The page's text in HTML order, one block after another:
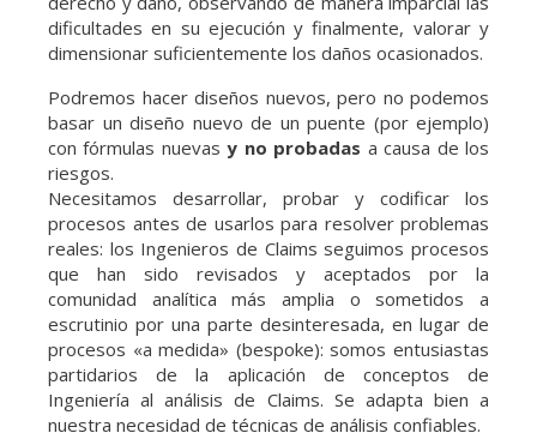
dificultades en su ejecución y finalmente, valorar y
dimensionar suficientemente los daños ocasionados.
Podremos hacer diseños nuevos, pero no podemos
basar un diseño nuevo de un puente (por ejemplo)
con fórmulas nuevasy no probadas a causa de los
riesgos.
Necesitamos desarrollar, probar y codificar los
procesos antes de usarlos para resolver problemas
reales: los Ingenieros de Claims seguimos procesos
que han sido revisados y aceptados por la
comunidad analítica más amplia o sometidos a
escrutinio por una parte desinteresada, en lugar de
procesos «a medida» (bespoke): somos entusiastas
partidarios de la aplicación de conceptos de
Ingeniería al análisis de Claims. Se adapta bien a
nuestra necesidad de técnicas de análisis confiables.